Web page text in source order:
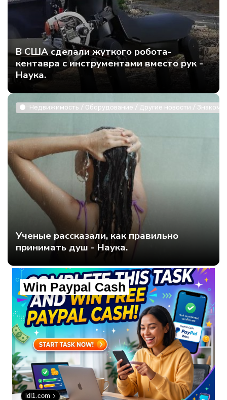
В США сделали жуткого робота-
кентавра с инструментами вместо рук -
Наука.
Недвижимость / Оборудование / Другие новости /
Ученые рассказали, как правильно
принимать душ - Наука.
Win Paypal Cash
ldl1.com